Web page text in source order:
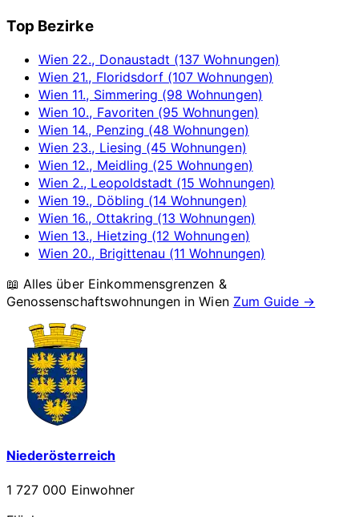
Top Bezirke
Wien 22., Donaustadt (137 Wohnungen)
Wien 21., Floridsdorf (107 Wohnungen)
Wien 11., Simmering (98 Wohnungen)
Wien 10., Favoriten (95 Wohnungen)
Wien 14., Penzing (48 Wohnungen)
Wien 23., Liesing (45 Wohnungen)
Wien 12., Meidling (25 Wohnungen)
Wien 2., Leopoldstadt (15 Wohnungen)
Wien 19., Döbling (14 Wohnungen)
Wien 16., Ottakring (13 Wohnungen)
Wien 13., Hietzing (12 Wohnungen)
Wien 20., Brigittenau (11 Wohnungen)
📖 Alles über Einkommensgrenzen &
Genossenschaftswohnungen inWien Zum Guide →
Niederösterreich
1 727 000 Einwohner